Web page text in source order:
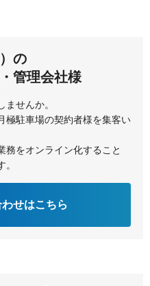
の
管理会社様
せんか。
極駐車場の契約者様を集客い
務をオンライン化すること
せはこちら